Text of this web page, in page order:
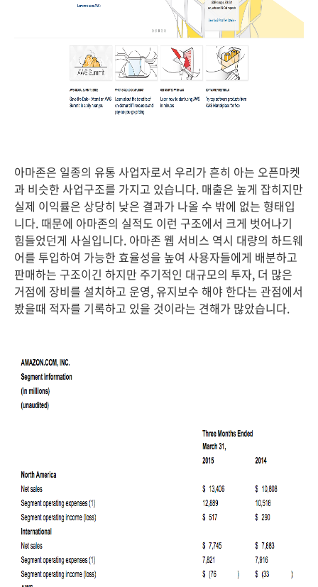
아마존은 일종의 유통 사업자로서 우리가 흔히 아는 오픈마켓
과 비슷한 사업구조를 가지고 있습니다. 매출은 높게 잡히지만
실제 이익률은 상당히 낮은 결과가 나올 수 밖에 없는 형태입
니다. 때문에 아마존의 실적도 이런 구조에서 크게 벗어나기
힘들었던게 사실입니다. 아마존 웹 서비스 역시 대량의 하드웨
어를 투입하여 가능한 효율성을 높여 사용자들에게 배분하고
판매하는 구조이긴 하지만 주기적인 대규모의 투자, 더 많은
거점에 장비를 설치하고 운영, 유지보수 해야 한다는 관점에서
봤을때 적자를 기록하고 있을 것이라는 견해가 많았습니다.